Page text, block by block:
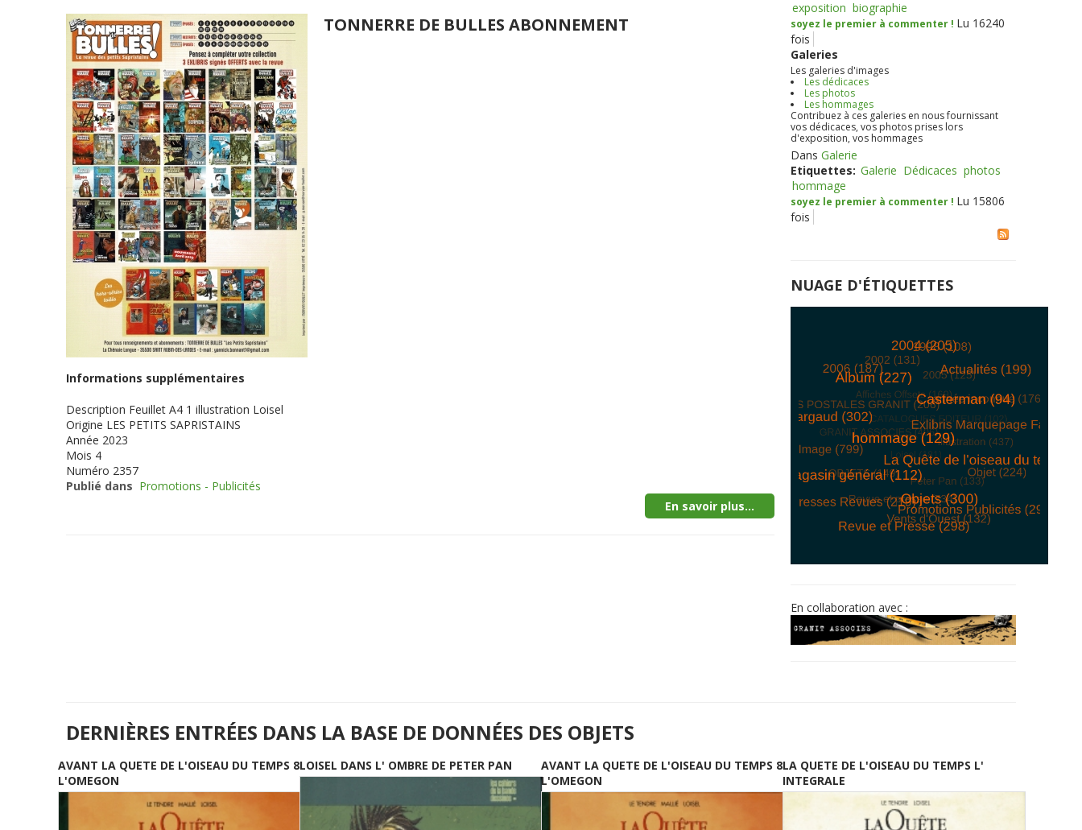
TONNERRE DE BULLES ABONNEMENT
Informations supplémentaires
Description Feuillet A4 1 illustration Loisel
Origine LES PETITS SAPRISTAINS
Année 2023
Mois 4
Numéro 2357
Publié dans Promotions - Publicités
En savoir plus...
exposition biographie
soyez le premier à commenter ! Lu 16240
fois
Galeries
Les galeries d'images
Les dédicaces
Les photos
Les hommages
Contribuez à ces galeries en nous fournissant
vos dédicaces, vos photos prises lors
d'exposition, vos hommages
Dans Galerie
Etiquettes: Galerie Dédicaces photos
hommage
soyez le premier à commenter ! Lu 15806
fois
NUAGE D'ÉTIQUETTES
En collaboration avec :
DERNIÈRES ENTRÉES DANS LA BASE DE DONNÉES DES OBJETS
AVANT LA QUETE DE L'OISEAU DU TEMPS 8
L'OMEGON
LOISEL DANS L' OMBRE DE PETER PAN
AVANT LA QUETE DE L'OISEAU DU TEMPS 8
L'OMEGON
LA QUETE DE L'OISEAU DU TEMPS L'
INTEGRALE